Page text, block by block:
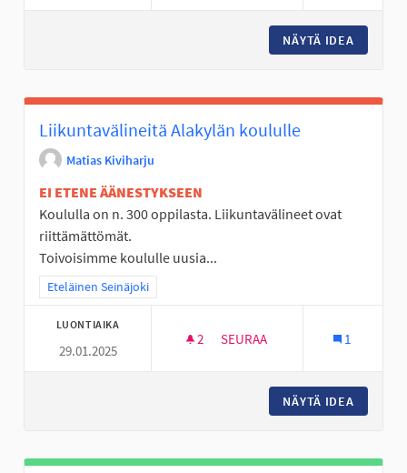
NÄYTÄ IDEA
Liikuntavälineitä Alakylän koululle
Matias Kiviharju
EI ETENE ÄÄNESTYKSEEN
Koululla on n. 300 oppilasta. Liikuntavälineet ovat
riittämättömät.
Toivoisimme koululle uusia...
Rajaa tulokset teeman mukaan: Eteläinen Seinäjoki
Eteläinen Seinäjoki
LUONTIAIKA
29.01.2025
2 2 SEURAAJAA
SEURAA 1
NÄYTÄ IDEA